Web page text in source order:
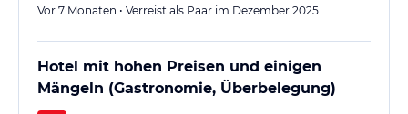
Vor 7 Monaten • Verreist als Paar im Dezember 2025
Hotel mit hohen Preisen und einigen
Mängeln (Gastronomie, Überbelegung)